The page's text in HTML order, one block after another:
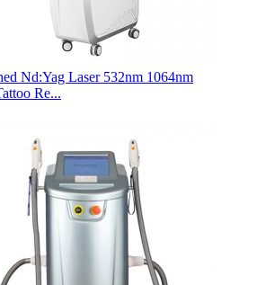
Nd:Yag Laser 532nm 1064nm
Re...